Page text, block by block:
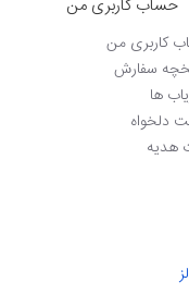
حساب کاربری من
کاربری من
سفارش
ها
دلخواه
هدیه